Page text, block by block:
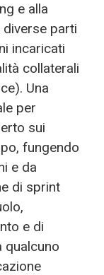
e alla
parti
incaricati
collaterali
Una
per
sui
fungendo
e da
di sprint
e di
qualcuno